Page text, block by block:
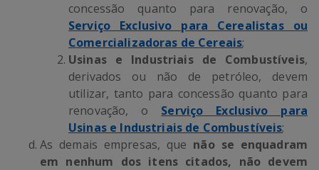
concessão quanto para renovação, o
Serviço Exclusivo para Cerealistas ou
Comercializadoras de Cereais;
Usinas e Industriais de Combustíveis,
derivados ou não de petróleo, devem
utilizar, tanto para concessão quanto para
renovação, o
Serviço Exclusivo para
Usinas e Industriais de Combustíveis;
As demais empresas, que não se enquadram
em nenhum dos itens citados, não devem